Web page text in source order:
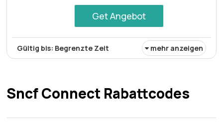
Get Angebot
Gültig bis: Begrenzte Zeit mehr anzeigen
flexiblen und kostengünstigen Reisemöglichkeiten.
Sncf Connect Rabattcodes